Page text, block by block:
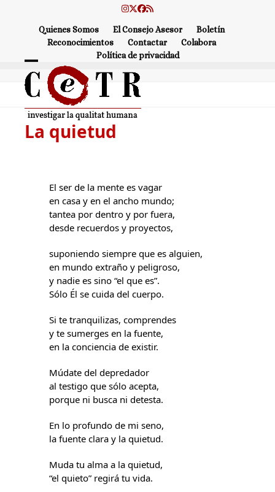
Instagram
Twitter
Facebook
RSS
Quienes Somos El Consejo Asesor
Boletín
Reconocimientos
Contactar
Colabora
Política de privacidad
Open
mobile
menu
Close
mobile
menu
La quietud
El ser de la mente es vagar
en casa y en el ancho mundo;
tantea por dentro y por fuera,
desde recuerdos y proyectos,
suponiendo siempre que es alguien,
en mundo extraño y peligroso,
y nadie es sino “el que es”.
Sólo Él se cuida del cuerpo.
Si te tranquilizas, comprendes
y te sumerges en la fuente,
en la conciencia de existir.
Múdate del depredador
al testigo que sólo acepta,
porque ni busca ni detesta.
En lo profundo de mi seno,
la fuente clara y la quietud.
Muda tu alma a la quietud,
“el quieto” regirá tu vida.